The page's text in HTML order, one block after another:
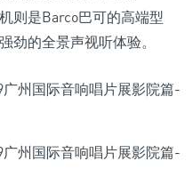
则是Barco巴可的高端型
劲的全景声视听体验。